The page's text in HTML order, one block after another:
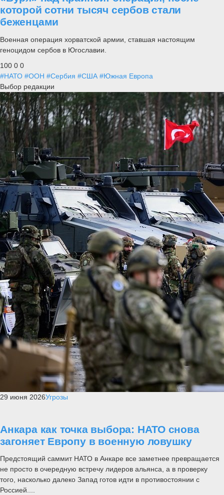
которой сотни тысяч сербов стали
беженцами
Военная операция хорватской армии, ставшая настоящим
геноцидом сербов в Югославии.
100 0 0
#НАТО #ООН #Сербия #США #Южная Европа
Выбор редакции
29 июня 2026Угрозы
Анкара как точка выбора: НАТО снова
загоняет Европу в военную ловушку
Предстоящий саммит НАТО в Анкаре все заметнее превращается
не просто в очередную встречу лидеров альянса, а в проверку
того, насколько далеко Запад готов идти в противостоянии с
Россией....